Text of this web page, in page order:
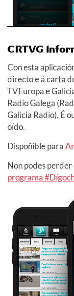
CRTVG
Con esta
directo e á carta
TVEuropa e
Radio Galega
Galicia Radio). É
oído.
Dispoñible para
Non podes
programa